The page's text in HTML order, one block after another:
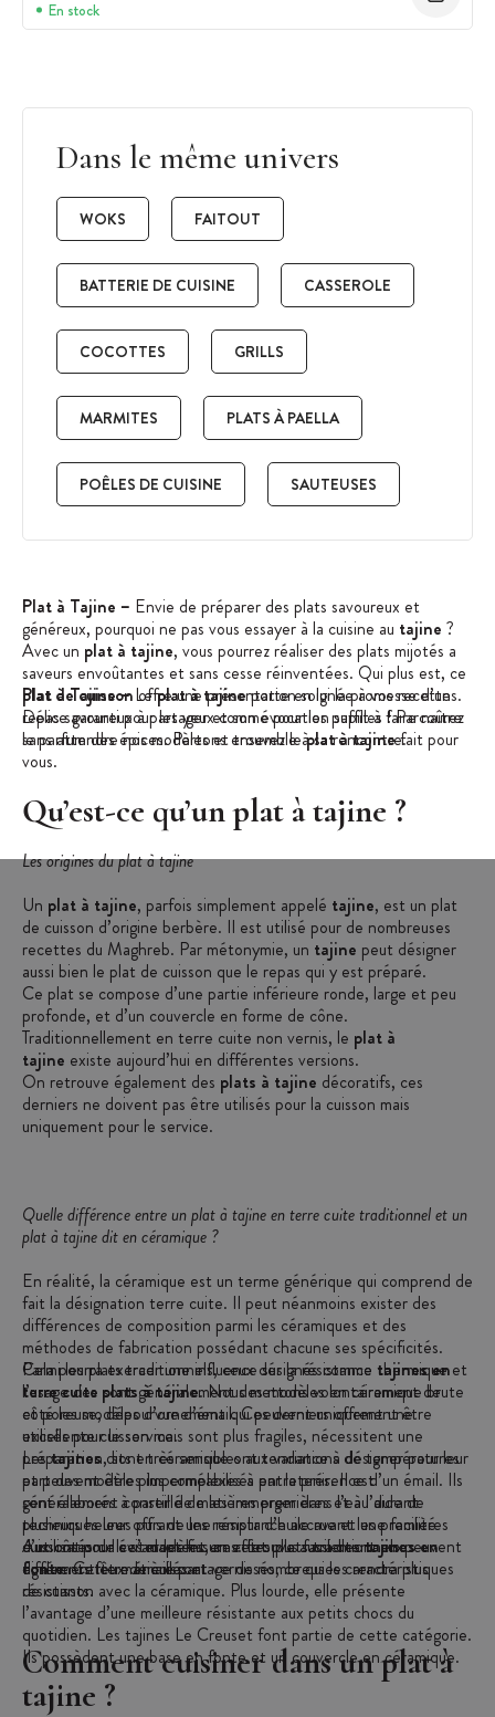
En stock
Dans le même univers
WOKS FAITOUT
BATTERIE DE CUISINE CASSEROLE
COCOTTES GRILLS
MARMITES PLATS À PAELLA
POÊLES DE CUISINE SAUTEUSES
Plat à Tajine – Envie de préparer des plats savoureux et
généreux, pourquoi ne pas vous essayer à la cuisine au tajine ?
Avec un plat à tajine, vous pourrez réaliser des plats mijotés aux
saveurs envoûtantes et sans cesse réinventées. Qui plus est, ce
plat de cuissonoffre une présentation soignée à vos recettes.
Délice garanti pour les yeux comme pour les papilles ! Parcourez
sans attendre nos modèles et trouvez leplat à tajinefait pour
vous.
Plat à Tajine –Leplat à tajineporte en lui la promesse d’un
repas savoureux à partager et son évocation suffit à faire naître
le parfum des épices. Partons ensemble à sa rencontre.
Qu’est-ce qu’un plat à tajine ?
Les origines du plat à tajine
Un plat à tajine, parfois simplement appelé tajine, est un plat
de cuisson d’origine berbère. Il est utilisé pour de nombreuses
recettes du Maghreb. Par métonymie, un tajine peut désigner
aussi bien le plat de cuisson que le repas qui y est préparé.
Ce plat se compose d’une partie inférieure ronde, large et peu
profonde, et d’un couvercle en forme de cône.
Traditionnellement en terre cuite non vernis, le plat à
tajine existe aujourd’hui en différentes versions.
On retrouve également des plats à tajine décoratifs, ces
derniers ne doivent pas être utilisés pour la cuisson mais
uniquement pour le service.
Quelle différence entre un plat à tajine en terre cuite traditionnel et un
plat à tajine dit en céramique ?
En réalité, la céramique est un terme générique qui comprend de
fait la désignation terre cuite. Il peut néanmoins exister des
différences de composition parmi les céramiques et des
méthodes de fabrication possédant chacune ses spécificités.
Cela pourra exercer une influence sur la résistance thermique et
l’usage des plats à tajine. Nous mettons volontairement de
côté les modèles d’ornement qui peuvent uniquement être
utilisés pour le service.
Parmi les plats traditionnels, ceux désignés comme tajines en
terre cuite sont généralement des modèles en céramique brute
et poreuse, dépourvue d’émail. Ces derniers offrent une
excellente cuisson mais sont plus fragiles, nécessitent une
préparation, sont très sensibles aux variations de températures
et peuvent être plus complexes à entretenir. Il est
généralement conseillé de les immerger dans l’eau durant
plusieurs heures puis de les remplir d’huile avant les premières
cuissons pour éviter les fissures. Les plats traditionnels peuvent
également être émaillés et vernissés, ce qui les rendra plus
résistants.
Lestajinesdits en céramique ont tendance à désigner pour leur
part des modèles imperméabilisés par la présence d’un émail. Ils
sont élaborés à partir de matières premières et à l’aide de
techniques leur offrant une résistance accrue et une facilité
d’utilisation. Ils s’adaptent en effet plus facilement aux
différents feux de cuisson.
Aux côtés de ces modèles, on retrouve aussi destajines en
fonte. Cette matière partage de nombreuses caractéristiques
de cuisson avec la céramique. Plus lourde, elle présente
l’avantage d’une meilleure résistante aux petits chocs du
quotidien. Les tajines Le Creuset font partie de cette catégorie.
Ils possèdent une base en fonte et un couvercle en céramique.
Comment cuisiner dans un plat à
tajine ?